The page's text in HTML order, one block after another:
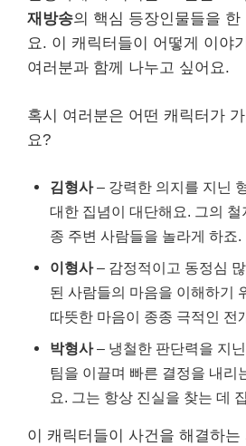
재방송의 핵심 등장인물들을 한
요. 이 캐릭터들이 어떻게 이야
여러분과 함께 나누고 싶어요.
혹시 여러분은 어떤 캐릭터가
요?
김형사– 강력한 의지를 지닌
대한 집념이 대단해요. 그의
종 주변 사람들을 놀라게 하죠.
이형사– 감정적이고 동정심
된 사람들의 마음을 이해하기
따뜻한 마음이 종종 극적인 전
박형사– 냉철한 판단력을 지
팀을 이끌며 빠른 결정을 내리
요. 그는 항상 진실을 찾는 데
이 캐릭터들이 사건을 해결하